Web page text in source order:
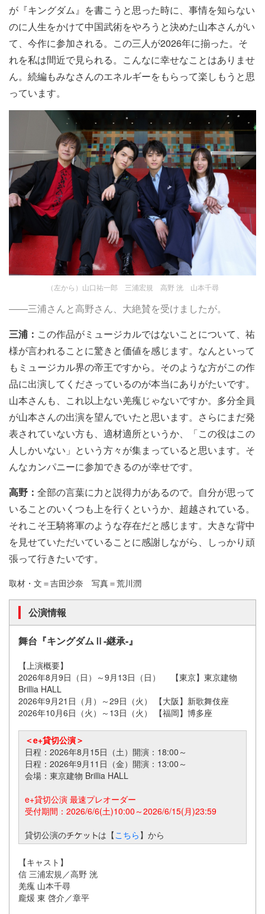
が『キングダム』を書こうと思った時に、事情を知らない
のに人生をかけて中国武術をやろうと決めた山本さんがい
て、今作に参加される。この三人が2026年に揃った。そ
れを私は間近で見られる。こんなに幸せなことはありませ
ん。続編もみなさんのエネルギーをもらって楽しもうと思
っています。
（左から）山口祐一郎 三浦宏規 高野 洸 山本千尋
――三浦さんと高野さん、大絶賛を受けましたが。
三浦： この作品がミュージカルではないことについて、祐
様が言われることに驚きと価値を感じます。なんといって
もミュージカル界の帝王ですから。そのような方がこの作
品に出演してくださっているのが本当にありがたいです。
山本さんも、これ以上ない羌瘣じゃないですか。多分全員
が山本さんの出演を望んでいたと思います。さらにまだ発
表されていない方も、適材適所というか、「この役はこの
人しかいない」という方々が集まっていると思います。そ
んなカンパニーに参加できるのが幸せです。
高野： 全部の言葉に力と説得力があるので。自分が思って
いることのいくつも上を行くというか、超越されている。
それこそ王騎将軍のような存在だと感じます。大きな背中
を見せていただいていることに感謝しながら、しっかり頑
張って行きたいです。
取材・文＝吉田沙奈 写真＝荒川潤
公演情報
舞台『キングダムⅡ-継承-』
【上演概要】
2026年8月9日（日）～9月13日（日） 【東京】東京建物
Brillia HALL
2026年9月21日（月）～29日（火） 【大阪】新歌舞伎座
2026年10月6日（火）～13日（火） 【福岡】博多座
＜e+貸切公演＞
日程：2026年8月15日（土）開演：18:00～
日程：2026年9月11日（金）開演：13:00～
会場：東京建物 Brillia HALL
e+貸切公演 最速プレオーダー
受付期間：2026/6/6(土)10:00～2026/6/15(月)23:59
貸切公演の
は【 こちら 】から
【キャスト】
信 三浦宏規／高野 洸
羌瘣 山本千尋
龐煖 東 啓介／章平